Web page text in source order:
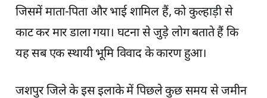
जिसमें माता-पिता और भाई शामिल हैं, को कुल्हाड़ी से
काट कर मार डाला गया। घटना से जुड़े लोग बताते हैं कि
यह सब एक स्थायी भूमि विवाद के कारण हुआ।
जशपुर जिले के इस इलाके में पिछले कुछ समय से जमीन